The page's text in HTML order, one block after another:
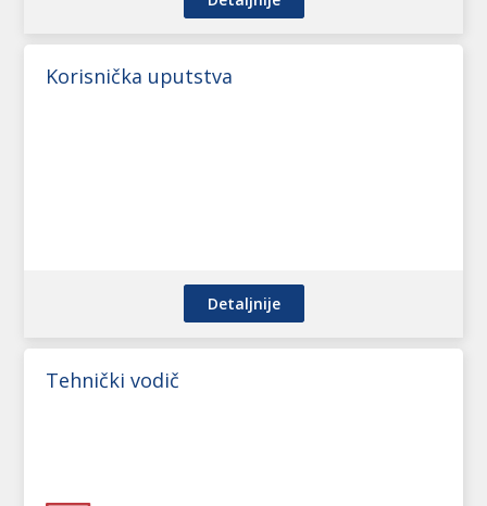
Korisnička uputstva
Detaljnije
Tehnički vodič